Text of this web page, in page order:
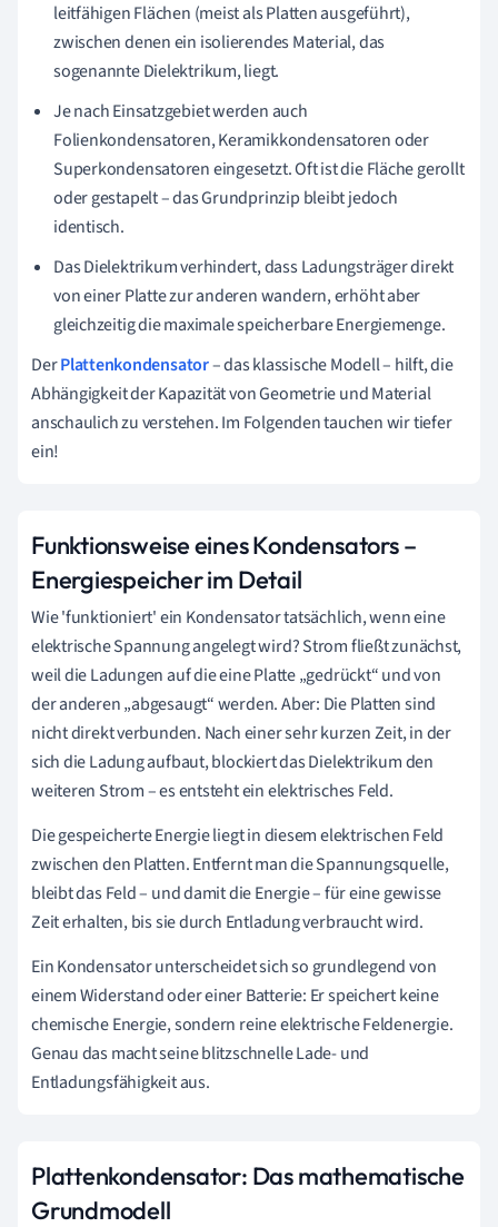
leitfähigen Flächen (meist als Platten ausgeführt),
zwischen denen ein isolierendes Material, das
sogenannte Dielektrikum, liegt.
Je nach Einsatzgebiet werden auch
Folienkondensatoren, Keramikkondensatoren oder
Superkondensatoren eingesetzt. Oft ist die Fläche gerollt
oder gestapelt – das Grundprinzip bleibt jedoch
identisch.
Das Dielektrikum verhindert, dass Ladungsträger direkt
von einer Platte zur anderen wandern, erhöht aber
gleichzeitig die maximale speicherbare Energiemenge.
DerPlattenkondensator– das klassische Modell – hilft, die
Abhängigkeit der Kapazität von Geometrie und Material
anschaulich zu verstehen. Im Folgenden tauchen wir tiefer
ein!
Funktionsweise eines Kondensators –
Energiespeicher im Detail
Wie 'funktioniert' ein Kondensator tatsächlich, wenn eine
elektrische Spannung angelegt wird? Strom fließt zunächst,
weil die Ladungen auf die eine Platte „gedrückt“ und von
der anderen „abgesaugt“ werden. Aber: Die Platten sind
nicht direkt verbunden. Nach einer sehr kurzen Zeit, in der
sich die Ladung aufbaut, blockiert das Dielektrikum den
weiteren Strom – es entsteht ein elektrisches Feld.
Die gespeicherte Energie liegt in diesem elektrischen Feld
zwischen den Platten. Entfernt man die Spannungsquelle,
bleibt das Feld – und damit die Energie – für eine gewisse
Zeit erhalten, bis sie durch Entladung verbraucht wird.
Ein Kondensator unterscheidet sich so grundlegend von
einem Widerstand oder einer Batterie: Er speichert keine
chemische Energie, sondern reine elektrische Feldenergie.
Genau das macht seine blitzschnelle Lade- und
Entladungsfähigkeit aus.
Plattenkondensator: Das mathematische
Grundmodell